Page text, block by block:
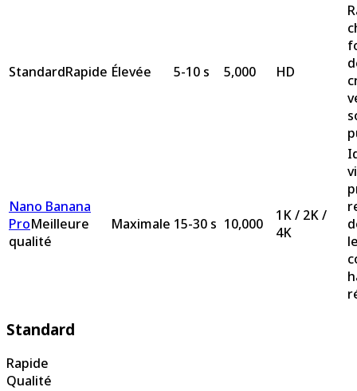
StandardRapide Élevée 5-10 s 5,000 HD
Nano Banana
ProMeilleure
qualité
Maximale 15-30 s 10,000
1K / 2K /
4K
Standard
Rapide
Qualité